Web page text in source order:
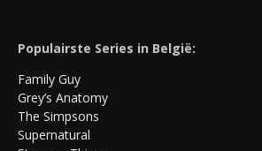
Populairste Series in België:
Family Guy
Grey’s Anatomy
The Simpsons
Supernatural